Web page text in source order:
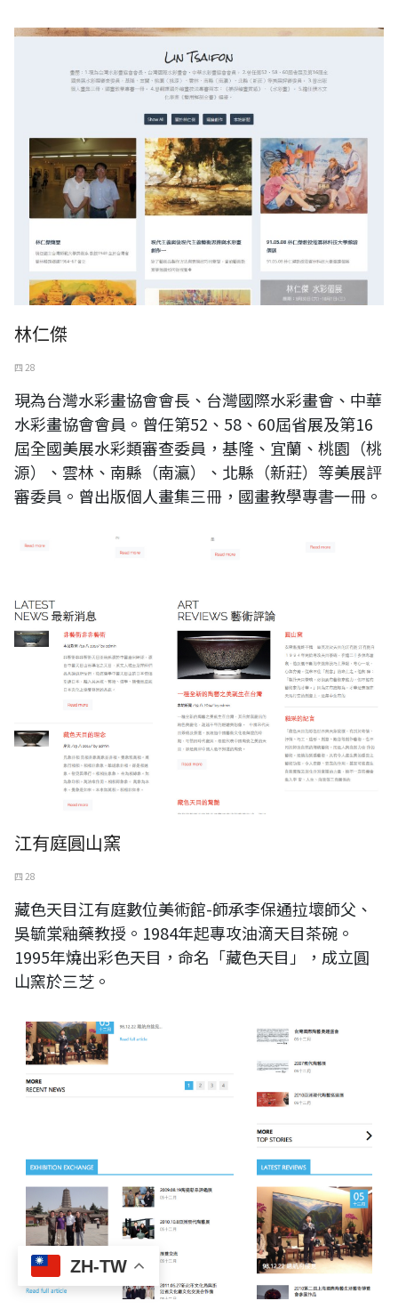
ZH-TW
林仁傑
四 28
現為台灣水彩畫協會會長、台灣國際水彩畫會、中華
水彩畫協會會員。曾任第52、58、60屆省展及第16
屆全國美展水彩類審查委員，基隆、宜蘭、桃園（桃
源）、雲林、南縣（南瀛）、北縣（新莊）等美展評
審委員。曾出版個人畫集三冊，國畫教學專書一冊。
江有庭圓山窯
四 28
藏色天目江有庭數位美術館-師承李保通拉壞師父、
吳毓棠釉藥教授。1984年起專攻油滴天目茶碗。
1995年燒出彩色天目，命名「藏色天目」，成立圓
山窯於三芝。